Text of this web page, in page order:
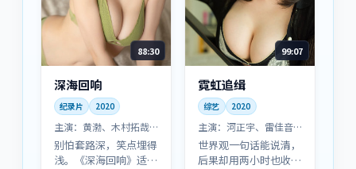
88:30
深海回响
纪录片 2020
主演： 黄渤、木村拓哉
等
别怕套路深，笑点埋得
浅。《深海回响》适合
99:07
霓虹追缉
综艺 2020
主演： 河正宇、雷佳音
等
世界观一句话能说清，
后果却用两小时也收不